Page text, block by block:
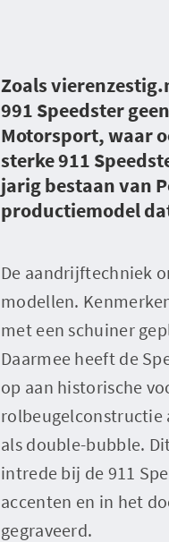
Zoals
991 Speedster
Motorsport, waar
sterke 911
jarig bestaan van
productiemodel
De aandrijftechniek
modellen.
met een schuiner
Daarmee heeft de
op aan historische
rolbeugelconstructie
als double-bubble.
intrede bij de 911
accenten en in het
gegraveerd.